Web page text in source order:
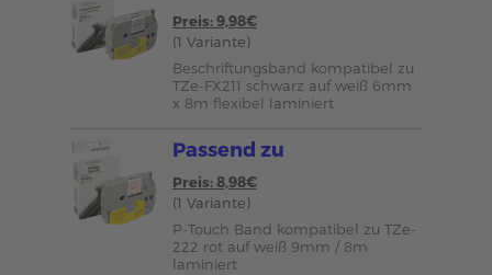
Preis: 9,98€
(1 Variante)
Beschriftungsband kompatibel zu
TZe-FX211 schwarz auf weiß 6mm
x 8m flexibel laminiert
Passend zu
Preis: 8,98€
(1 Variante)
P-Touch Band kompatibel zu TZe-
222 rot auf weiß 9mm / 8m
laminiert